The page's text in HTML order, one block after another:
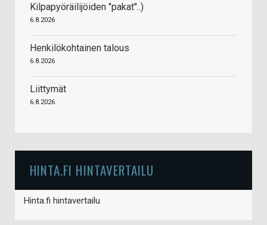
Kilpapyöräilijöiden "pakat"..)
6.8.2026
Henkilökohtainen talous
6.8.2026
Liittymät
6.8.2026
HINTA.FI HINTAVERTAILU
Hinta.fi hintavertailu